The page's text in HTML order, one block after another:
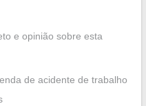
e opinião sobre esta
de acidente de trabalho